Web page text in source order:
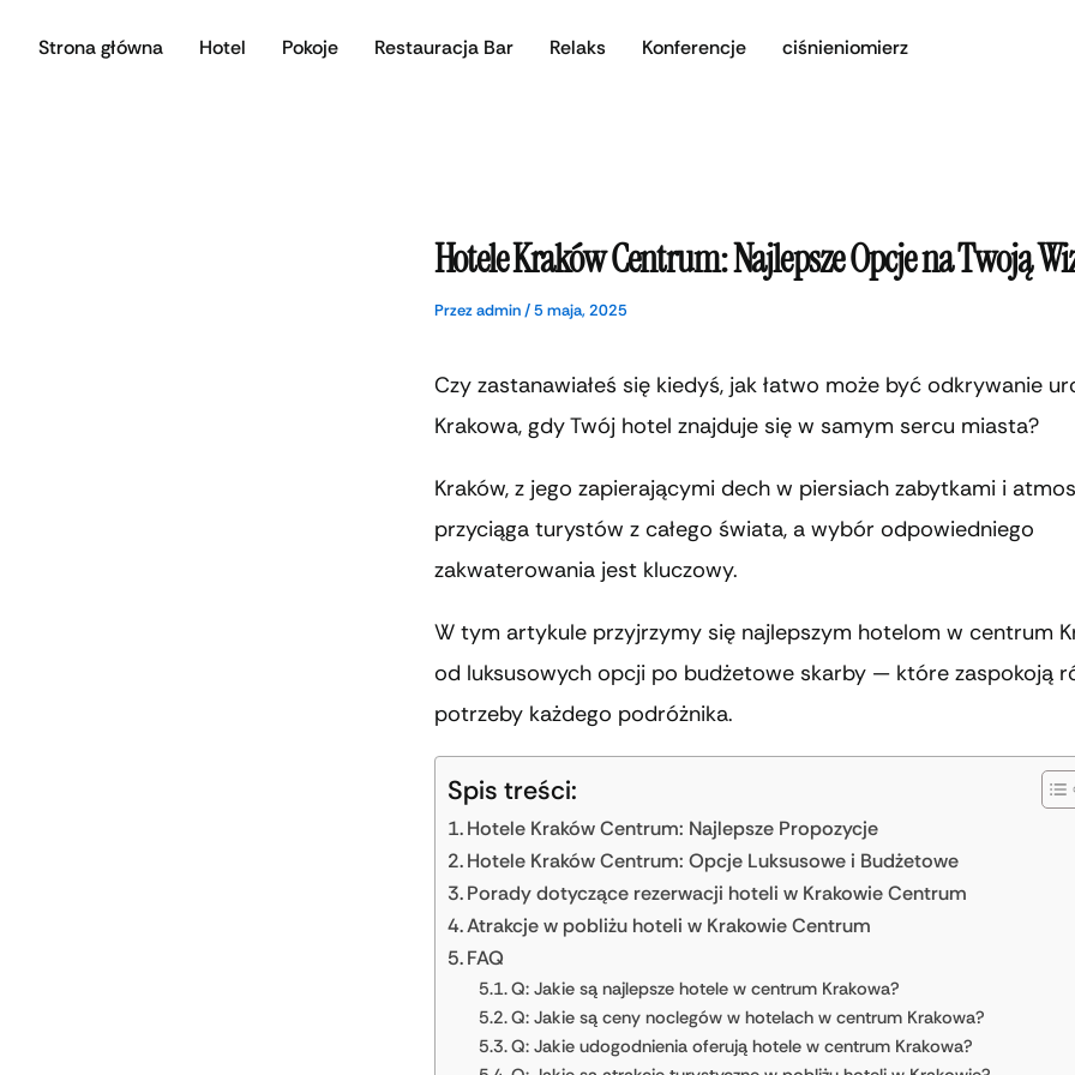
Strona główna Hotel Pokoje Restauracja Bar Relaks Konferencje ciśnieniomierz
Hotele Kraków Centrum: Najlepsze Opcje na Twoją
Przezadmin/5 maja, 2025
Czy zastanawiałeś się kiedyś, jak łatwo może być odkrywanie
Krakowa, gdy Twój hotel znajduje się w samym sercu miasta?
Kraków, z jego zapierającymi dech w piersiach zabytkami i
przyciąga turystów z całego świata, a wybór odpowiedniego
zakwaterowania jest kluczowy.
W tym artykule przyjrzymy się najlepszym hotelom w centrum
od luksusowych opcji po budżetowe skarby — które zaspokoją
potrzeby każdego podróżnika.
Spis treści:
Hotele Kraków Centrum: Najlepsze Propozycje
Hotele Kraków Centrum: Opcje Luksusowe i Budżetowe
Porady dotyczące rezerwacji hoteli w Krakowie Centrum
Atrakcje w pobliżu hoteli w Krakowie Centrum
FAQ
Q: Jakie są najlepsze hotele w centrum Krakowa?
Q: Jakie są ceny noclegów w hotelach w centrum Krakowa?
Q: Jakie udogodnienia oferują hotele w centrum Krakowa?